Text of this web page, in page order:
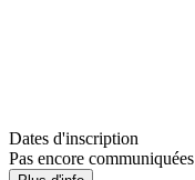
Dates d'inscription
Pas encore communiquées